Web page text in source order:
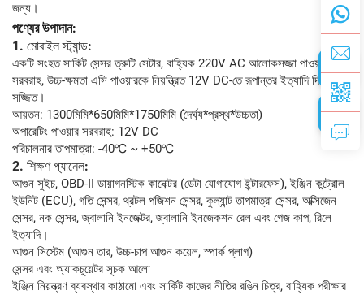
জন্য।
পণ্যের উপাদান:
1. মোবাইল স্ট্যান্ড:
একটি সংহত সার্কিট সেন্সর ত্রুটি সেটার, বাহ্যিক 220V AC আলোকসজ্জা পাওয়ার
সরবরাহ, উচ্চ-ক্ষমতা এসি পাওয়ারকে নিয়ন্ত্রিত 12V DC-তে রূপান্তর ইত্যাদি দিয়ে
সজ্জিত।
আয়তন: 1300মিমি*650মিমি*1750মিমি (দৈর্ঘ্য*প্রস্থ*উচ্চতা)
অপারেটিং পাওয়ার সরবরাহ: 12V DC
পরিচালনার তাপমাত্রা: -40℃ ~ +50℃
2. শিক্ষণ প্যানেল:
আগুন সুইচ, OBD-II ডায়াগনস্টিক কানেক্টর (ডেটা যোগাযোগ ইন্টারফেস), ইঞ্জিন কন্ট্রোল
ইউনিট (ECU), গতি সেন্সর, থ্রটল পজিশন সেন্সর, কুল্যান্ট তাপমাত্রা সেন্সর, অক্সিজেন
সেন্সর, নক সেন্সর, জ্বালানি ইনজেক্টর, জ্বালানি ইনজেকশন রেল এবং গেজ কাপ, রিলে
ইত্যাদি।
আগুন সিস্টেম (আগুন তার, উচ্চ-চাপ আগুন কয়েল, স্পার্ক প্লাগ)
সেন্সর এবং অ্যাকচুয়েটর সূচক আলো
ইঞ্জিন নিয়ন্ত্রণ ব্যবস্থার কাঠামো এবং সার্কিট কাজের নীতির রঙিন চিত্র, বাহ্যিক পরীক্ষার